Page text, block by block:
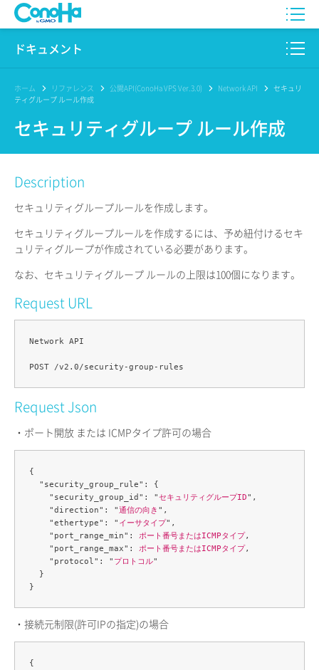
WING
Pencil
サービス一覧
サポート
ログイン
ドキュメント
このサイトについて
プロダクト
リファレンス
リリースノート
ホーム リファレンス 公開API(ConoHa VPS Ver.3.0) Network API
セキュリ
ティグループ ルール作成
セキュリティグループ ルール作成
Description
セキュリティグループルールを作成します。
セキュリティグループルールを作成するには、予め紐付けるセキ
ュリティグループが作成されている必要があります。
なお、セキュリティグループ ルールの上限は100個になります。
Request URL
Network API
Request Json
・ポート開放 または ICMPタイプ許可の場合
{
  "security_group_rule": {
    "security_group_id": "
セキュリティグループID",
    "direction": "
通信の向き ",
    "ethertype": "
イーサタイプ",
    "port_range_min":
ポート番号またはICMPタイプ,
    "port_range_max":
ポート番号またはICMPタイプ,
    "protocol": "
プロトコル"
  }
・接続元制限(許可IPの指定)の場合
{